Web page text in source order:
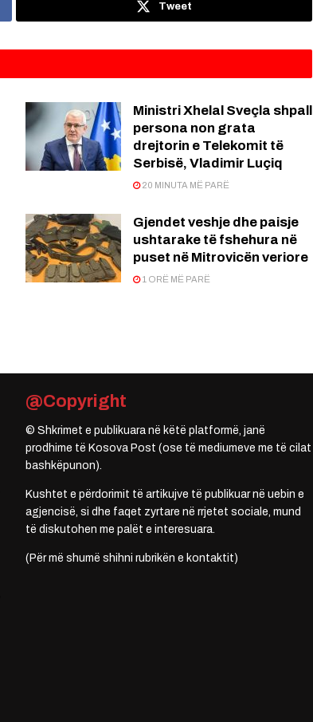
Tweet
Ministri Xhelal Sveçla shpall
persona non grata
drejtorin e Telekomit të
Serbisë, Vladimir Luçiq
20 MINUTA MË PARË
Gjendet veshje dhe paisje
ushtarake të fshehura në
puset në Mitrovicën veriore
1 ORË MË PARË
@Copyright
© Shkrimet e publikuara në këtë platformë, janë
prodhime të Kosova Post (ose të mediumeve me të cilat
bashkëpunon).
Kushtet e përdorimit të artikujve të publikuar në uebin e
agjencisë, si dhe faqet zyrtare në rrjetet sociale, mund
të diskutohen me palët e interesuara.
(Për më shumë shihni rubrikën e kontaktit)